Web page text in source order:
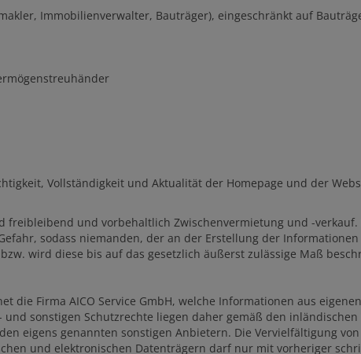
Immobilienverwalter, Bauträger), eingeschränkt auf
Vollständigkeit und Aktualität der Homepage und der
freibleibend und vorbehaltlich Zwischenvermietung und -
sodass niemanden, der an der Erstellung der
wird diese bis auf das gesetzlich äußerst zulässige Maß
die Firma AICO Service GmbH, welche Informationen aus
sonstigen Schutzrechte liegen daher gemäß den
eigens genannten sonstigen Anbietern. Die Vervielfältigung
und elektronischen Datenträgern darf nur mit vorheriger